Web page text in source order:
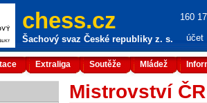
chess.cz
Šachový svaz České republiky z. s.
160
účet
Extraliga Soutěže Mládež
Mistrovství